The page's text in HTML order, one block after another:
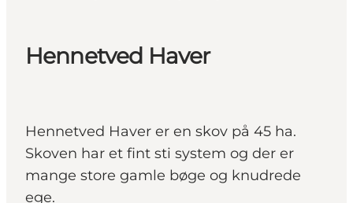
Hennetved Haver
Hennetved Haver er en skov på 45 ha.
Skoven har et fint sti system og der er
mange store gamle bøge og knudrede
ege.